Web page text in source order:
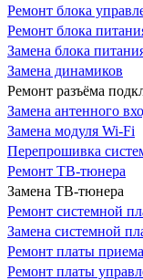
Ремонт блока
Ремонт блока
Замена блока
Замена динамиков
Ремонт разъёма
Замена антенного
Замена модуля Wi-Fi
Перепрошивка
Ремонт ТВ-тюнера
Замена ТВ-тюнера
Ремонт системной
Замена системной
Ремонт платы приема
Ремонт платы